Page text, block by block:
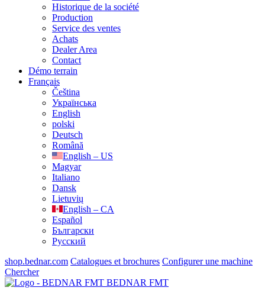
Historique de la société
Production
Service des ventes
Achats
Dealer Area
Contact
Démo terrain
Français
Čeština
Українська
English
polski
Deutsch
Română
English – US
Magyar
Italiano
Dansk
Lietuvių
English – CA
Español
Български
Русский
shop.bednar.com Catalogues et brochures Configurer une machine
Chercher
BEDNAR FMT